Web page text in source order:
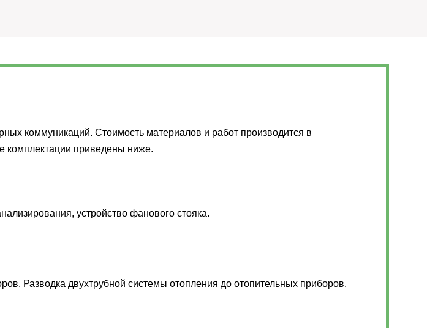
коммуникаций. Стоимость материалов и работ производится в
комплектации приведены ниже.
устройство фанового стояка.
Разводка двухтрубной системы отопления до отопительных приборов.